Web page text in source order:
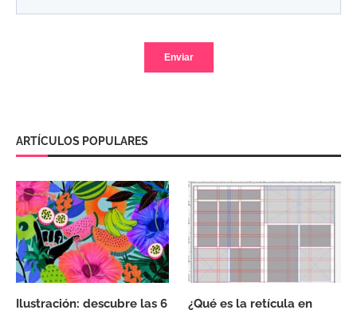
ARTÍCULOS POPULARES
Ilustración: descubre las 6
¿Qué es la retícula en